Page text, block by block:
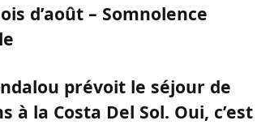
d’août – Somnolence
prévoit le séjour de
la Costa Del Sol. Oui, c’est